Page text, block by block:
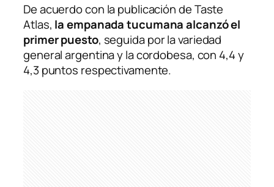
De acuerdo con la publicación deTaste
Atlas, la empanada tucumana alcanzó el
primer puesto, seguida por la variedad
general argentina y la cordobesa, con 4,4 y
4,3 puntos respectivamente.